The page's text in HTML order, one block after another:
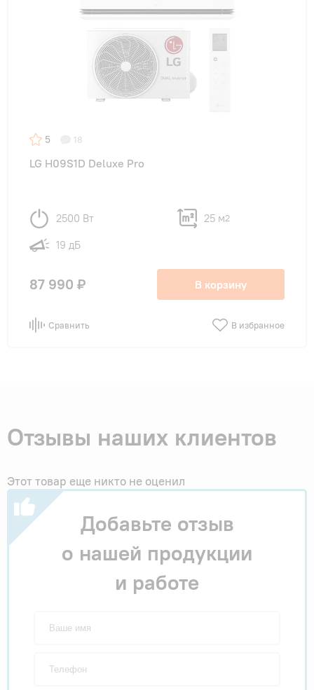
5 18
LG H09S1D Deluxe Pro
2500 Вт 25 м2
19 дБ
87 990 ₽ В корзину
Сравнить В избранное
Отзывы наших клиентов
Этот товар еще никто не оценил
Добавьте отзыв
о нашей продукции
и работе